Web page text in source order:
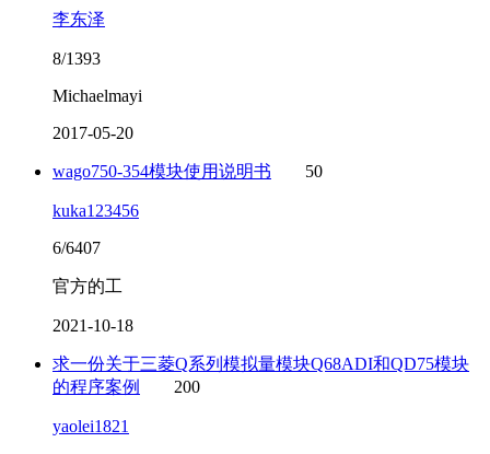
李东泽
8/1393
Michaelmayi
2017-05-20
wago750-354模块使用说明书 50
kuka123456
6/6407
官方的工
2021-10-18
求一份关于三菱Q系列模拟量模块Q68ADI和QD75模块
的程序案例
200
yaolei1821